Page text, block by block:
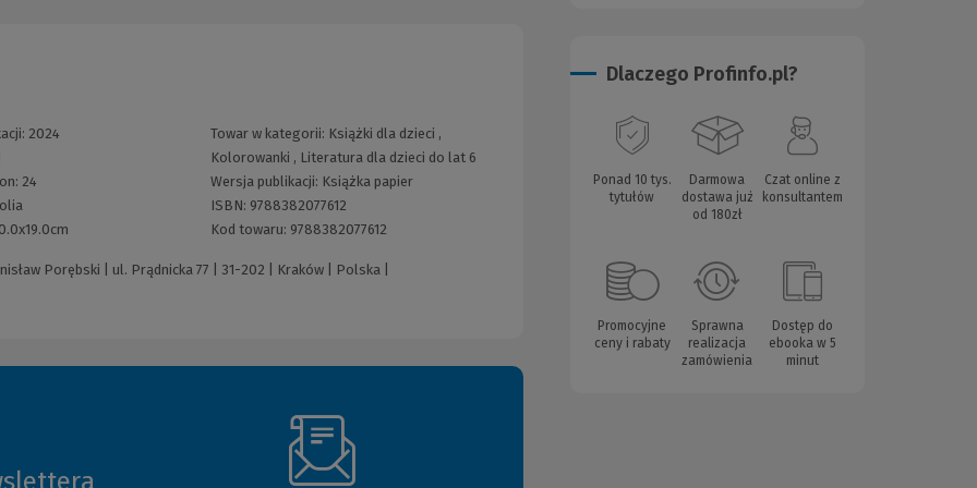
2024
24
Towar w kategorii: Książki dla dzieci ,
Kolorowanki , Literatura dla dzieci do lat 6
Wersja publikacji: Książka papier
ISBN: 9788382077612
Kod towaru: 9788382077612
Porębski | ul. Prądnicka 77 | 31-202 | Kraków | Polska |
Dlaczego Profinfo.pl?
Ponad 10 tys.
tytułów
Darmowa
dostawa już
od 180zł
Czat online z
konsultantem
Promocyjne
ceny i rabaty
Sprawna
realizacja
zamówienia
Dostęp do
ebooka w 5
minut